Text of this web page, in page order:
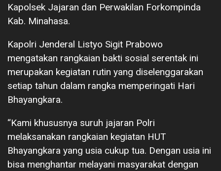
Kapolsek Jajaran dan Perwakilan Forkompinda
Kab. Minahasa.
Kapolri Jenderal Listyo Sigit Prabowo
mengatakan rangkaian bakti sosial serentak ini
merupakan kegiatan rutin yang diselenggarakan
setiap tahun dalam rangka memperingati Hari
Bhayangkara.
“Kami khususnya suruh jajaran Polri
melaksanakan rangkaian kegiatan HUT
Bhayangkara yang usia cukup tua. Dengan usia ini
bisa menghantar melayani masyarakat dengan